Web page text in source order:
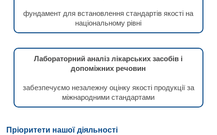
фундамент для встановлення стандартів якості на
національному рівні
Лабораторний аналіз лікарських засобів і
допоміжних речовин
забезпечуємо незалежну оцінку якості продукції за
міжнародними стандартами
Пріоритети нашої діяльності